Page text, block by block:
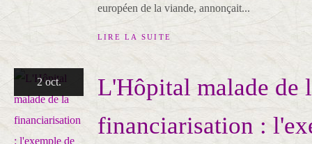
européen de la viande, annonçait...
LIRE LA SUITE
2 oct.
L'Hôpital malade de
financiarisation :